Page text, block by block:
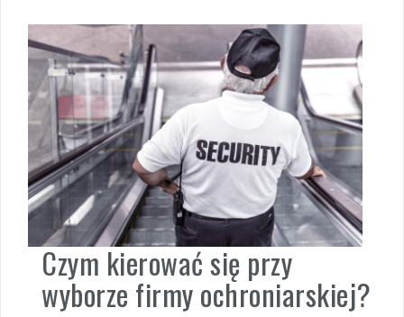
Czym kierować się przy
wyborze firmy ochroniarskiej?